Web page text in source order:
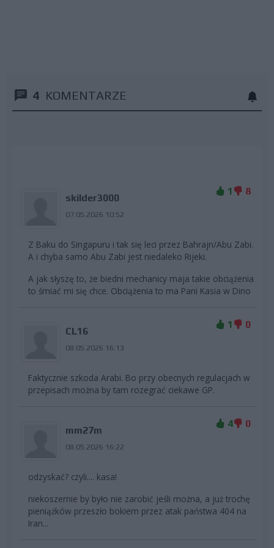
4 KOMENTARZE
skilder3000
07.05.2026 10:52
1 8
Z Baku do Singapuru i tak się leci przez Bahrajn/Abu Zabi.
A i chyba samo Abu Zabi jest niedaleko Rijeki.
A jak słyszę to, że biedni mechanicy maja takie obciążenia
to śmiać mi się chce. Obciążenia to ma Pani Kasia w Dino
CL16
08.05.2026 16:13
1 0
Faktycznie szkoda Arabi. Bo przy obecnych regulacjach w
przepisach można by tam rozegrać ciekawe GP.
mm27m
08.05.2026 16:22
4 0
odzyskać? czyli.... kasa!
niekoszernie by było nie zarobić jeśli można, a już trochę
pieniążków przeszło bokiem przez atak państwa 404 na
Iran...